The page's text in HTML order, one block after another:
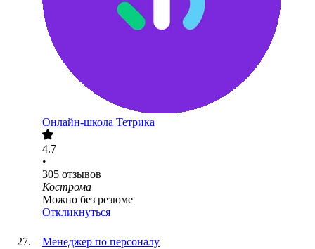
Онлайн-школа Тетрика
4.7
•
305 отзывов
Кострома
Можно без резюме
Откликнуться
Менеджер по персоналу